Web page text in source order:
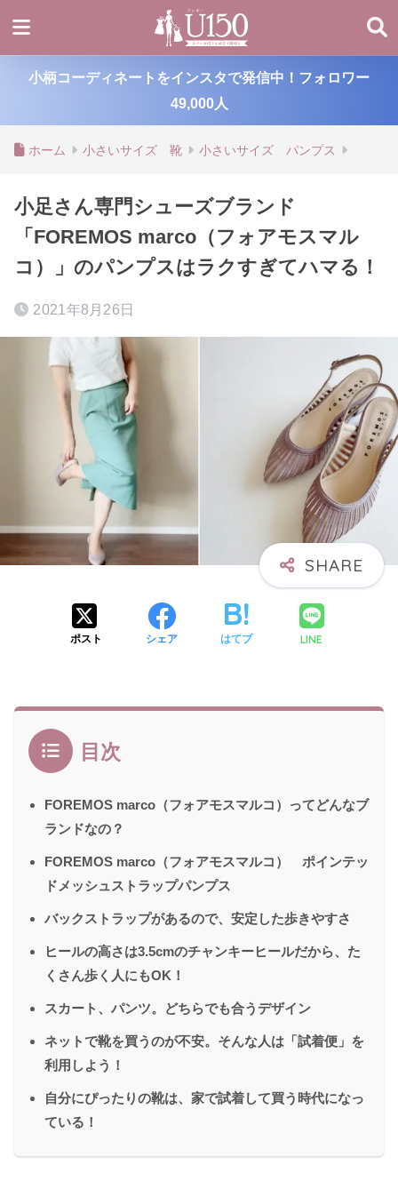
小柄コーディネートをインスタで発信中！フォロワー
49,000人
ホーム 小さいサイズ 靴 小さいサイズ パンプス
小足さん専門シューズブランド
「FOREMOS marco（フォアモスマル
コ）」のパンプスはラクすぎてハマる！
2021年8月26日
ポスト シェア はてブ LINE
目次
FOREMOS marco（フォアモスマルコ）ってどんなブ
ランドなの？
FOREMOS marco（フォアモスマルコ） ポインテッ
ドメッシュストラップパンプス
バックストラップがあるので、安定した歩きやすさ
ヒールの高さは3.5cmのチャンキーヒールだから、た
くさん歩く人にもOK！
スカート、パンツ。どちらでも合うデザイン
ネットで靴を買うのが不安。そんな人は「試着便」を
利用しよう！
自分にぴったりの靴は、家で試着して買う時代になっ
ている！